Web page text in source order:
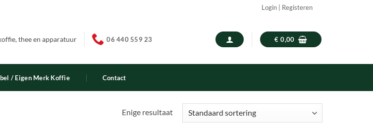
Login | Registeren
thee en apparatuur 06 440 559 23 € 0,00
/ Eigen Merk Koffie Contact
Enige resultaat